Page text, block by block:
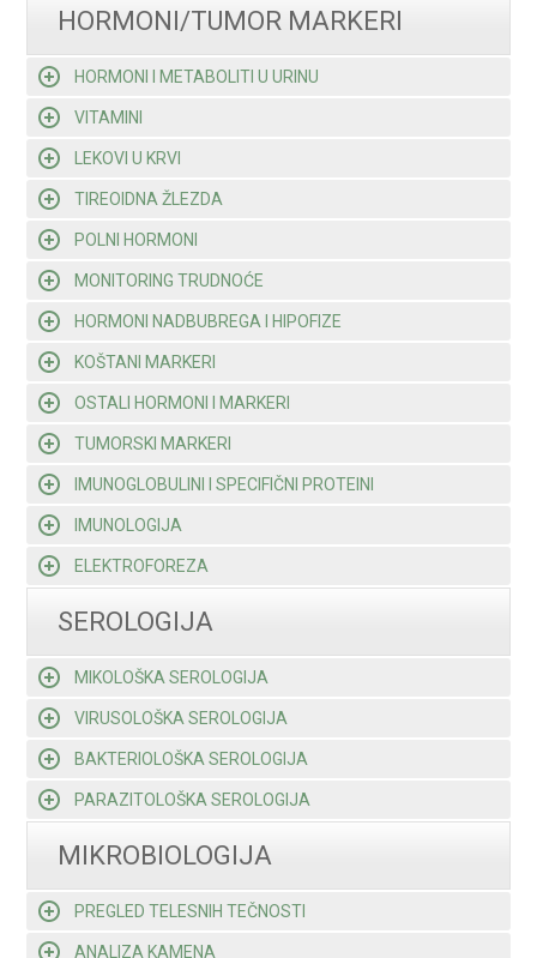
HORMONI/TUMOR MARKERI
HORMONI I METABOLITI U URINU
VITAMINI
LEKOVI U KRVI
TIREOIDNA ŽLEZDA
POLNI HORMONI
MONITORING TRUDNOĆE
HORMONI NADBUBREGA I HIPOFIZE
KOŠTANI MARKERI
OSTALI HORMONI I MARKERI
TUMORSKI MARKERI
IMUNOGLOBULINI I SPECIFIČNI PROTEINI
IMUNOLOGIJA
ELEKTROFOREZA
SEROLOGIJA
MIKOLOŠKA SEROLOGIJA
VIRUSOLOŠKA SEROLOGIJA
BAKTERIOLOŠKA SEROLOGIJA
PARAZITOLOŠKA SEROLOGIJA
MIKROBIOLOGIJA
PREGLED TELESNIH TEČNOSTI
ANALIZA KAMENA